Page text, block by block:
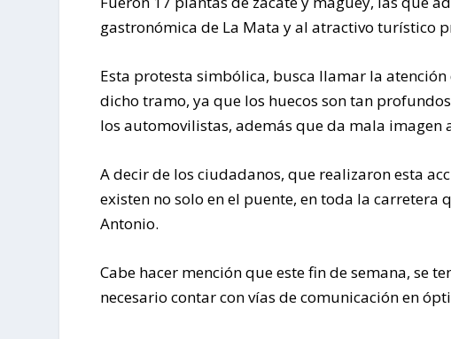
gastronómica de La Mata y al atractivo turístico
Esta protesta simbólica, busca llamar la
dicho tramo, ya que los huecos son tan
los automovilistas, además que da mala imagen
A decir de los ciudadanos, que realizaron esta
existen no solo en el puente, en toda la carretera
Antonio.
Cabe hacer mención que este fin de semana, se
necesario contar con vías de comunicación en